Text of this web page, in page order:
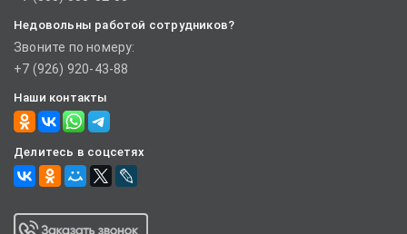
Недовольны работой сотрудников?
Звоните по номеру:
+7 (926) 920-43-88
Наши контакты
Делитесь в соцсетях